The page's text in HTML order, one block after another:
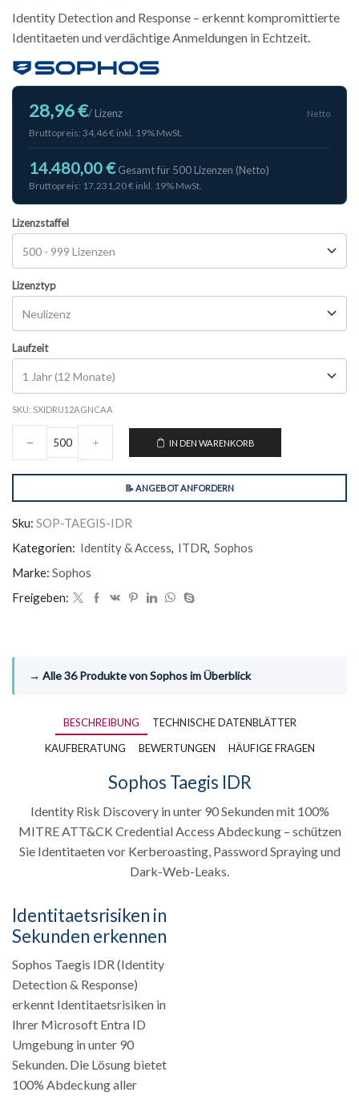
Identity Detection and Response – erkennt kompromittierte
Identitaeten und verdächtige Anmeldungen in Echtzeit.
28,96 €/ Lizenz Netto
Bruttopreis: 34,46 € inkl. 19% MwSt.
14.480,00 € Gesamt für 500 Lizenzen (Netto)
Bruttopreis: 17.231,20 € inkl. 19% MwSt.
Lizenzstaffel
Lizenztyp
Laufzeit
SKU: SXIDRU12AGNCAA
IN DEN WARENKORB
📝 ANGEBOT ANFORDERN
Sku: SOP-TAEGIS-IDR
Kategorien: Identity & Access ITDR Sophos
Marke: Sophos
Freigeben:
→ Alle 36 Produkte von Sophos im Überblick
BESCHREIBUNG
TECHNISCHE DATENBLÄTTER
KAUFBERATUNG
BEWERTUNGEN HÄUFIGE FRAGEN
Sophos Taegis IDR
Identity Risk Discovery in unter 90 Sekunden mit 100%
MITRE ATT&CK Credential Access Abdeckung – schützen
Sie Identitaeten vor Kerberoasting, Password Spraying und
Dark-Web-Leaks.
Identitaetsrisiken in
Sekunden erkennen
Sophos Taegis IDR (Identity
Detection & Response)
erkennt Identitaetsrisiken in
Ihrer Microsoft Entra ID
Umgebung in unter 90
Sekunden. Die Lösung bietet
100% Abdeckung aller